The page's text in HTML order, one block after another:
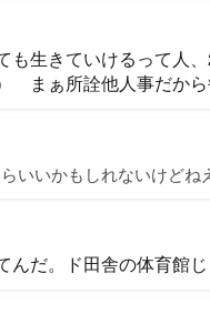
も生きていけるって人
まぁ所詮他人事だか
いいかもしれないけどね
んだ。ド田舎の体育館